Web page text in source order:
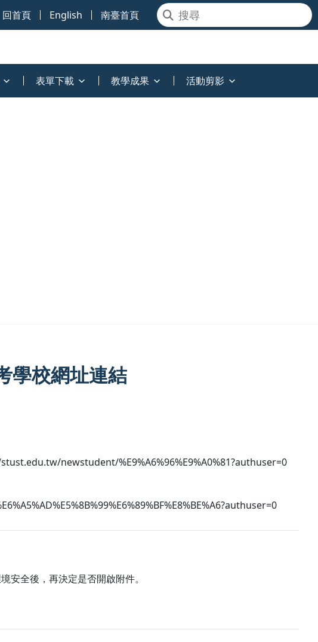
回首頁 English 南臺首頁
表單下載 教學成果 活動剪影
學校網址連結
newstudent/%E9%A6%96%E9%A0%81?authuser=0
全後，再決定是否開啟附件。